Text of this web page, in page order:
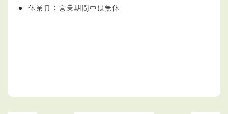
休業日：営業期間中は無休